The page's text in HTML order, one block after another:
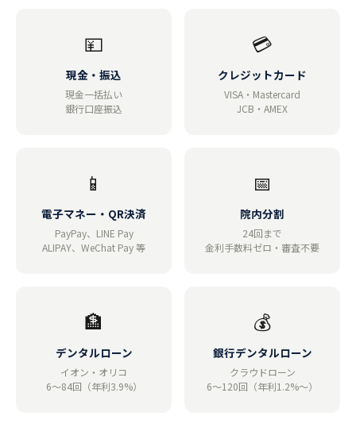
💴
現金・振込
現金一括払い
銀行口座振込
💳
クレジットカード
VISA・Mastercard
JCB・AMEX
📱
電子マネー・QR決済
PayPay、LINE Pay
ALIPAY、WeChat Pay 等
📅
院内分割
24回まで
金利手数料ゼロ・審査不要
🏦
デンタルローン
イオン・オリコ
6〜84回（年利3.9%）
💰
銀行デンタルローン
クラウドローン
6〜120回（年利1.2%〜）